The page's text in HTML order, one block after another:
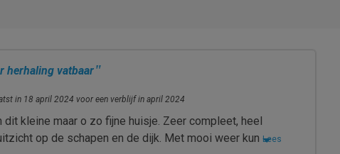
herhaling vatbaar"
in 18 april 2024 voor een verblijf in april 2024
dit kleine maar o zo fijne huisje. Zeer compleet, heel
op de schapen en de dijk. Met mooi weer kun Lees